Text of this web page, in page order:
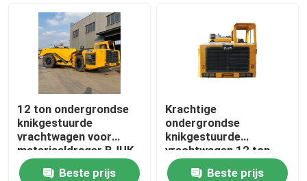
12 ton ondergrondse
knikgestuurde
vrachtwagen voor
materiaaldrager BJUK-
12
Beste prijs
Krachtige
ondergrondse
knikgestuurde
vrachtwagen 12 ton
voor mijnbouwtunnel
Beste prijs